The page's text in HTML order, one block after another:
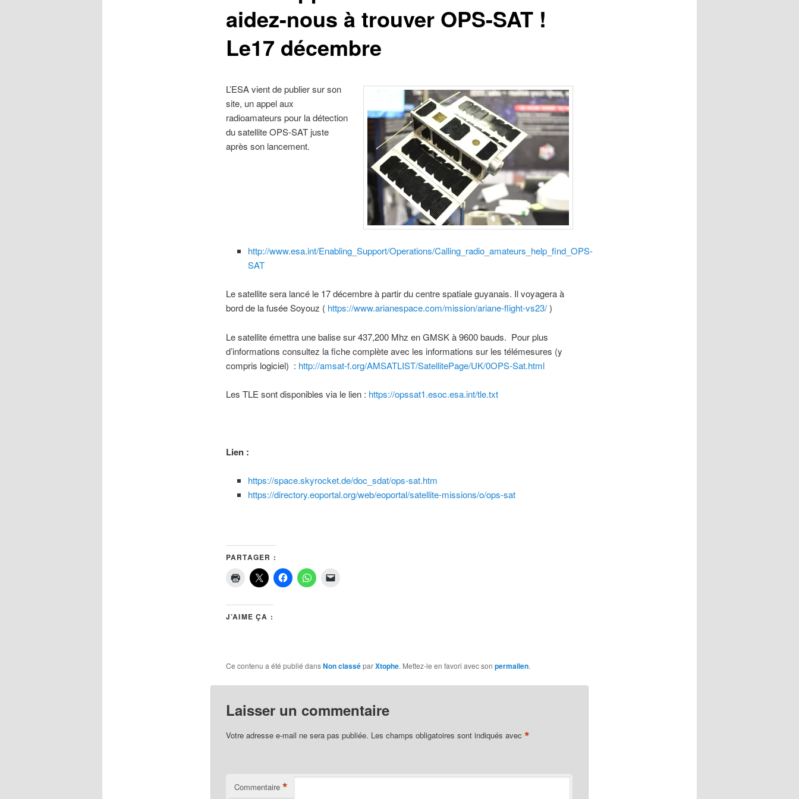
aidez-nous à trouver OPS-SAT !
Le17 décembre
L’ESA vient de publier sur son
site, un appel aux
radioamateurs pour la détection
du satellite OPS-SAT juste
après son lancement.
http://www.esa.int/Enabling_Support/Operations/Calling_radio_amateurs_help_find_OPS-
SAT
Le satellite sera lancé le 17 décembre à partir du centre spatiale guyanais. Il voyagera à
bord de la fusée Soyouz ( https://www.arianespace.com/mission/ariane-flight-vs23/)
Le satellite émettra une balise sur 437,200 Mhz en GMSK à 9600 bauds. Pour plus
d’informations consultez la fiche complète avec les informations sur les télémesures (y
compris logiciel) : http://amsat-f.org/AMSATLIST/SatellitePage/UK/0OPS-Sat.html
Les TLE sont disponibles via le lien : https://opssat1.esoc.esa.int/tle.txt
Lien :
https://space.skyrocket.de/doc_sdat/ops-sat.htm
https://directory.eoportal.org/web/eoportal/satellite-missions/o/ops-sat
PARTAGER :
J’AIME ÇA :
Ce contenu a été publié dansNon classéparXtophe. Mettez-le en favori avec son permalien.
Laisser un commentaire
Votre adresse e-mail ne sera pas publiée. Les champs obligatoires sont indiqués avec *
Commentaire *